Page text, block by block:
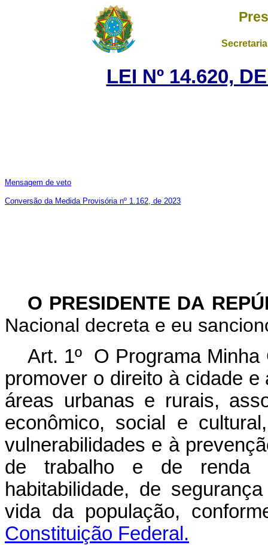
LEI Nº 14.620,
Mensagem de veto
Conversão da Medida Provisória nº 1.162, de 2023
O PRESIDENTE DA
Nacional decreta e eu
Art. 1º O Programa Minha
promover o direito à cidade
áreas urbanas e rurais,
econômico, social e
vulnerabilidades e à
de trabalho e de renda
habitabilidade, de
vida da população,
Constituição Federal.